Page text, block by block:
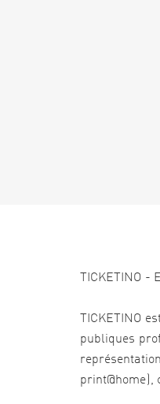
TICKETINO -
TICKETINO
publiques
print@home),